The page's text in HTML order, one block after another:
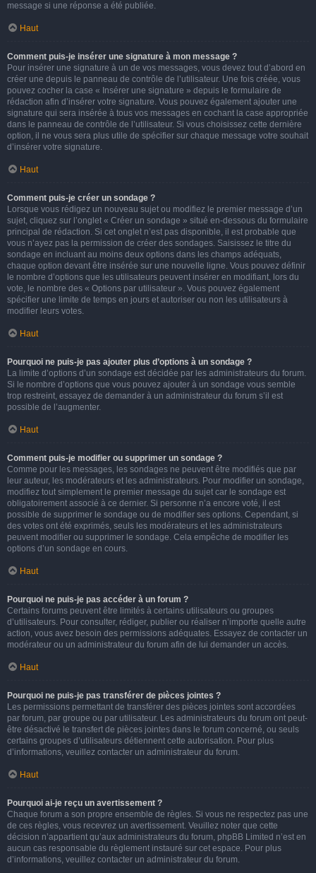
message si une réponse a été publiée.
Haut
Comment puis-je insérer une signature à mon message ?
Pour insérer une signature à un de vos messages, vous devez tout d’abord en
créer une depuis le panneau de contrôle de l’utilisateur. Une fois créée, vous
pouvez cocher la case « Insérer une signature » depuis le formulaire de
rédaction afin d’insérer votre signature. Vous pouvez également ajouter une
signature qui sera insérée à tous vos messages en cochant la case appropriée
dans le panneau de contrôle de l’utilisateur. Si vous choisissez cette dernière
option, il ne vous sera plus utile de spécifier sur chaque message votre souhait
d’insérer votre signature.
Haut
Comment puis-je créer un sondage ?
Lorsque vous rédigez un nouveau sujet ou modifiez le premier message d’un
sujet, cliquez sur l’onglet « Créer un sondage » situé en-dessous du formulaire
principal de rédaction. Si cet onglet n’est pas disponible, il est probable que
vous n’ayez pas la permission de créer des sondages. Saisissez le titre du
sondage en incluant au moins deux options dans les champs adéquats,
chaque option devant être insérée sur une nouvelle ligne. Vous pouvez définir
le nombre d’options que les utilisateurs peuvent insérer en modifiant, lors du
vote, le nombre des « Options par utilisateur ». Vous pouvez également
spécifier une limite de temps en jours et autoriser ou non les utilisateurs à
modifier leurs votes.
Haut
Pourquoi ne puis-je pas ajouter plus d’options à un sondage ?
La limite d’options d’un sondage est décidée par les administrateurs du forum.
Si le nombre d’options que vous pouvez ajouter à un sondage vous semble
trop restreint, essayez de demander à un administrateur du forum s’il est
possible de l’augmenter.
Haut
Comment puis-je modifier ou supprimer un sondage ?
Comme pour les messages, les sondages ne peuvent être modifiés que par
leur auteur, les modérateurs et les administrateurs. Pour modifier un sondage,
modifiez tout simplement le premier message du sujet car le sondage est
obligatoirement associé à ce dernier. Si personne n’a encore voté, il est
possible de supprimer le sondage ou de modifier ses options. Cependant, si
des votes ont été exprimés, seuls les modérateurs et les administrateurs
peuvent modifier ou supprimer le sondage. Cela empêche de modifier les
options d’un sondage en cours.
Haut
Pourquoi ne puis-je pas accéder à un forum ?
Certains forums peuvent être limités à certains utilisateurs ou groupes
d’utilisateurs. Pour consulter, rédiger, publier ou réaliser n’importe quelle autre
action, vous avez besoin des permissions adéquates. Essayez de contacter un
modérateur ou un administrateur du forum afin de lui demander un accès.
Haut
Pourquoi ne puis-je pas transférer de pièces jointes ?
Les permissions permettant de transférer des pièces jointes sont accordées
par forum, par groupe ou par utilisateur. Les administrateurs du forum ont peut-
être désactivé le transfert de pièces jointes dans le forum concerné, ou seuls
certains groupes d’utilisateurs détiennent cette autorisation. Pour plus
d’informations, veuillez contacter un administrateur du forum.
Haut
Pourquoi ai-je reçu un avertissement ?
Chaque forum a son propre ensemble de règles. Si vous ne respectez pas une
de ces règles, vous recevrez un avertissement. Veuillez noter que cette
décision n’appartient qu’aux administrateurs du forum, phpBB Limited n’est en
aucun cas responsable du règlement instauré sur cet espace. Pour plus
d’informations, veuillez contacter un administrateur du forum.